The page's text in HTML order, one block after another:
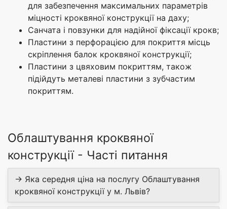
для забезпечення максимальних параметрів
міцності кроквяної конструкції на даху;
Санчата і повзунки для надійної фіксації крокв;
Пластини з перфорацією для покриття місць
скріплення балок кроквяної конструкції;
Пластини з цвяховим покриттям, також
підійдуть металеві пластини з зубчастим
покриттям.
Облаштування кроквяної
конструкції - Часті питання
→ Яка середня ціна на послугу Облаштування
кроквяної конструкції у м. Львів?